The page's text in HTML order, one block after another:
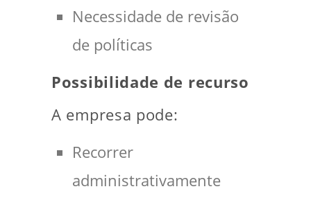
Necessidade de revisão
de políticas
Possibilidade de recurso
A empresa pode:
Recorrer
administrativamente